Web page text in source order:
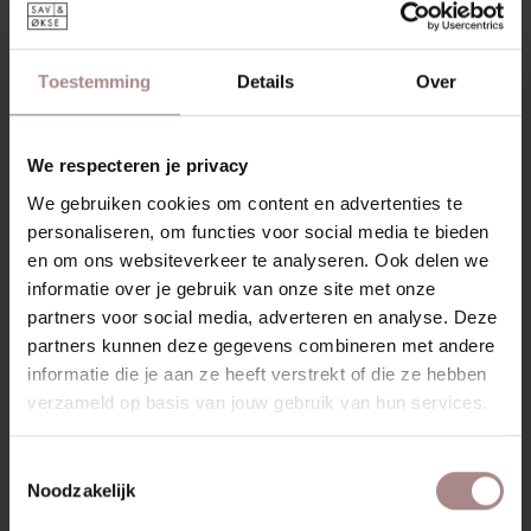
Toestemming Details Over
We respecteren je privacy
We gebruiken cookies om content en advertenties te
personaliseren, om functies voor social media te bieden
en om ons websiteverkeer te analyseren. Ook delen we
informatie over je gebruik van onze site met onze
partners voor social media, adverteren en analyse. Deze
partners kunnen deze gegevens combineren met andere
informatie die je aan ze heeft verstrekt of die ze hebben
verzameld op basis van jouw gebruik van hun services.
Noodzakelijk
rond van vorm en zijn schuin onder de zitting geplaatst.
Een ander mooi detail is het dunne ronde zitvlak met een
Bijzonder om te zien en prachtig uitgevoerd. Deze ranke
design counter barkruk is gemaakt van massief hout. Stevig
kookeiland. Voor aan een bar of sta tafel is er de Olger
barkruk.
De counter eikenhouten barkruk heeft een rank
voorkomen, maar staat met zijn poten stevig op de grond.
De counter barkruk past bij de Scandinavische interieurstijl,
maar laat zich ook goed combineren met andere stijlen.
Haal naast de counter barkruk ook de Olger tafel en
eettafelbank in huis en maak je interieur compleet.
KENMERKEN
KLEURSTAAL BESTELLEN